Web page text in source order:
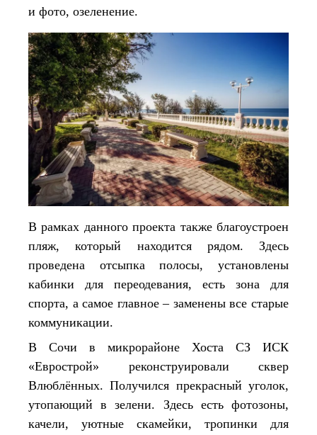
и фото, озеленение.
В рамках данного проекта также благоустроен
пляж, который находится рядом. Здесь
проведена отсыпка полосы, установлены
кабинки для переодевания, есть зона для
спорта, а самое главное – заменены все старые
коммуникации.
В Сочи в микрорайоне Хоста СЗ ИСК
«Еврострой» реконструировали сквер
Влюблённых. Получился прекрасный уголок,
утопающий в зелени. Здесь есть фотозоны,
качели, уютные скамейки, тропинки для